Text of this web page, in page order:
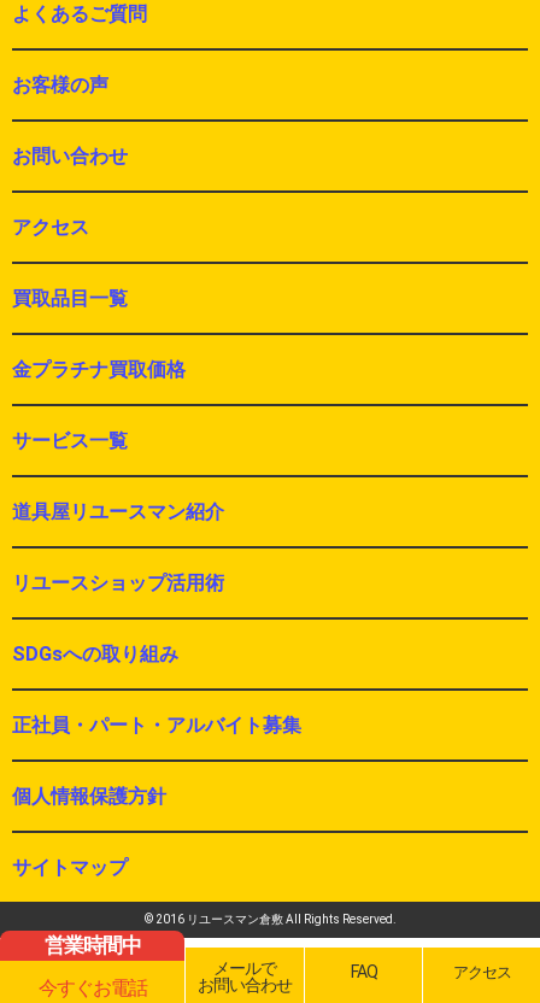
よくあるご質問
お客様の声
お問い合わせ
アクセス
買取品目一覧
金プラチナ買取価格
サービス一覧
道具屋リユースマン紹介
リユースショップ活用術
SDGsへの取り組み
正社員・パート・アルバイト募集
個人情報保護方針
サイトマップ
© 2016 リユースマン倉敷 All Rights Reserved.
営業時間中
今すぐお電話
メールで
お問い合わせ
FAQ アクセス